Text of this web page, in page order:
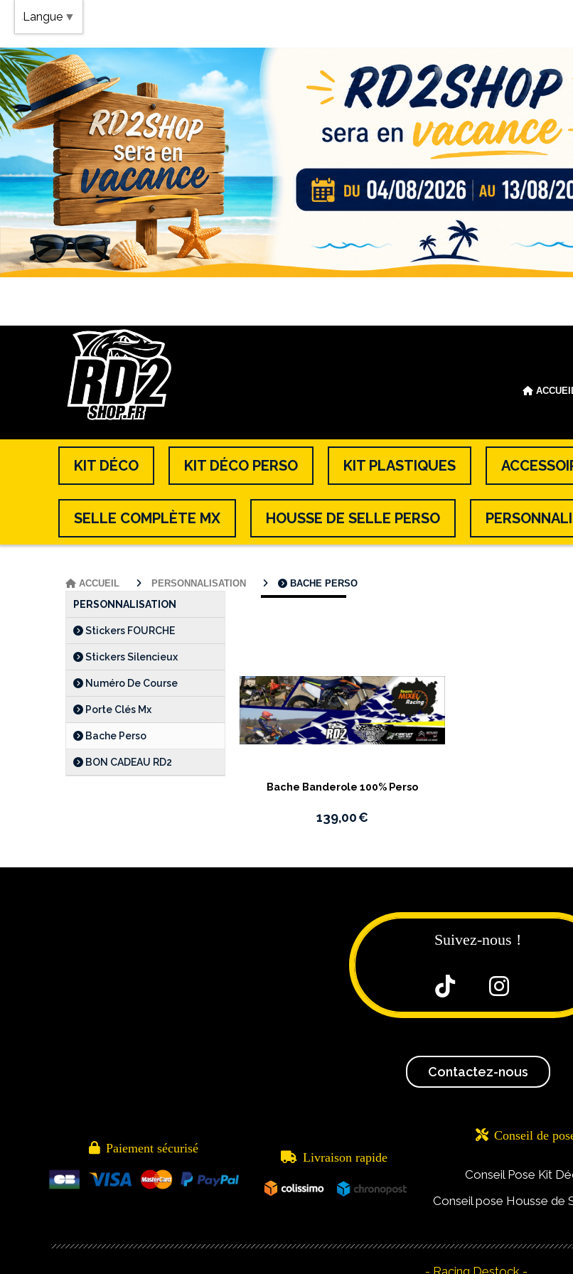
Bandeau
KIT DÉCO KIT DÉCO PERSO KIT PLASTIQUES
SELLE COMPLÈTE MX HOUSSE DE SELLE PERSO
PERSONNALISATION
Stickers FOURCHE
Stickers Silencieux
Numéro De Course
Porte Clés Mx
Bache Perso
BON CADEAU RD2
ACCUEIL PERSONNALISATION BACHE PERSO
Bache Banderole 100% Perso
139,00€
Suivez-nous !
 
Contactez-nous
 Paiement sécurisé
 Livraison rapide
 Conseil de
Conseil Pose Kit
Conseil pose Housse de
Langue ▼